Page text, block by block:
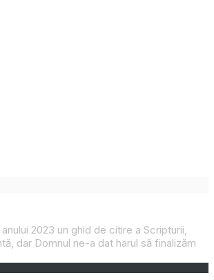
2023 un ghid de citire a Scripturii,
dar Domnul ne-a dat harul să finalizăm